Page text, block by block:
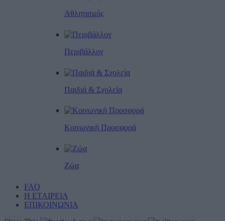
Αθλητισμός
Περιβάλλον
Παιδιά & Σχολεία
Κοινωνική Προσφορά
Ζώα
FAQ
Η ΕΤΑΙΡΕΙΑ
ΕΠΙΚΟΙΝΩΝΙΑ